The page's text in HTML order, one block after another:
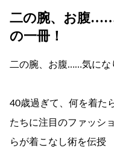
二の腕、お腹
の一冊！
二の腕、お腹……気にな
40歳過ぎて、何を着た
たちに注目のファッシ
らが着こなし術を伝授